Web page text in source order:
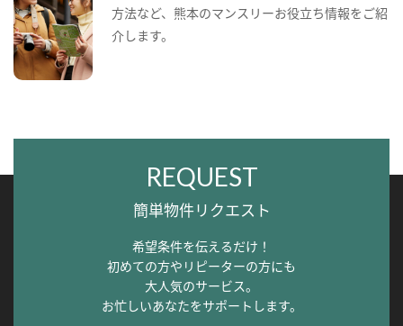
方法など、熊本のマンスリーお役立ち情報をご紹
介します。
REQUEST
簡単物件リクエスト
希望条件を伝えるだけ！
初めての方やリピーターの方にも
大人気のサービス。
お忙しいあなたをサポートします。